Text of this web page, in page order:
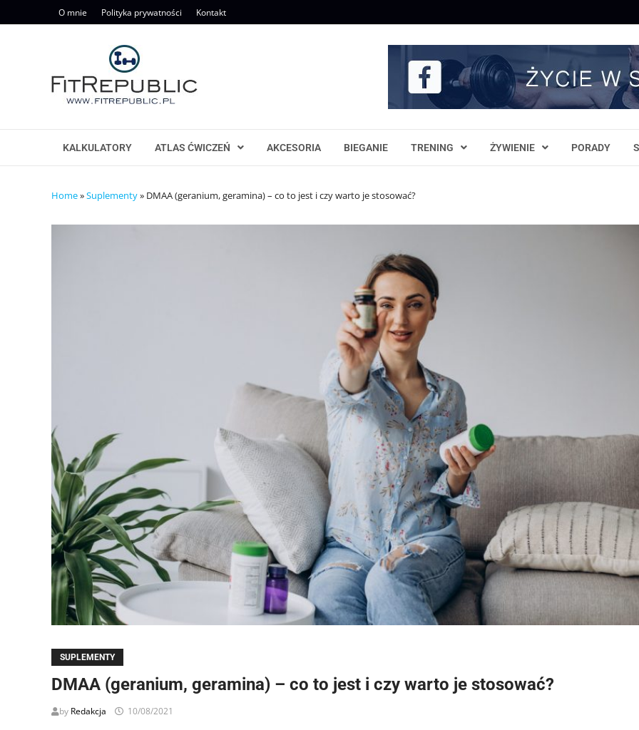
to
O mnie Polityka prywatności Kontakt
KALKULATORY ATLAS ĆWICZEŃ AKCESORIA BIEGANIE TRENING ŻYWIENIE PORADY
Home»Suplementy» DMAA (geranium, geramina) – co to jest i czy warto je stosować?
SUPLEMENTY
DMAA (geranium, geramina) – co to jest i czy warto je stosować?
by Redakcja 10/08/2021